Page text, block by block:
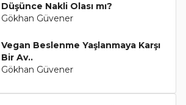
Düşünce Nakli Olası mı?
Gökhan Güvener
Vegan Beslenme Yaşlanmaya Karşı
Bir Av..
Gökhan Güvener